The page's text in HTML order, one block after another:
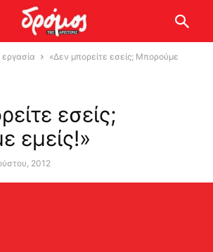
εργασία
«Δεν μπορείτε εσείς; Μπορούμε
εσείς;
εμείς!»
2012